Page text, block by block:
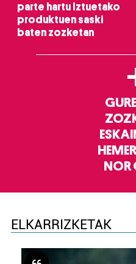
parte hartu Iztuetako
produktuen saski
baten zozketan
NOR
ELKARRIZKETAK